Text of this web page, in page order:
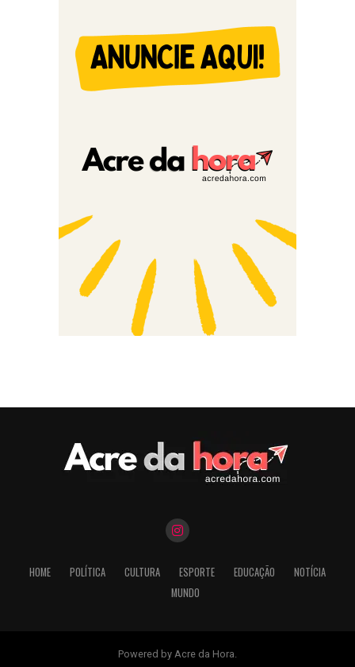
HOME POLÍTICA CULTURA ESPORTE EDUCAÇÃO
NOTÍCIA
MUNDO
Powered by Acre da Hora.